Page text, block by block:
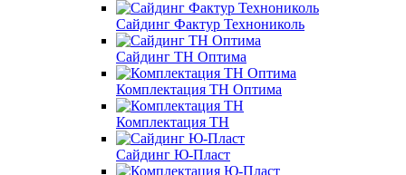
Сайдинг Фактур Технониколь
Сайдинг ТН Оптима
Комплектация ТН Оптима
Комплектация ТН
Сайдинг Ю-Пласт